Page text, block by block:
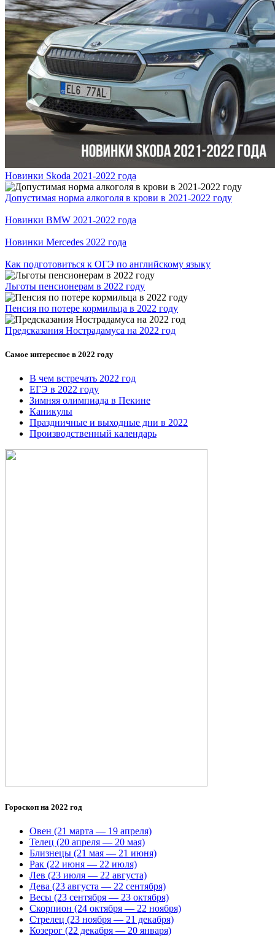
Новинки Skoda 2021-2022 года
Допустимая норма алкоголя в крови в 2021-2022 году
Новинки BMW 2021-2022 года
Новинки Mercedes 2022 года
Как подготовиться к ОГЭ по английскому языку
Льготы пенсионерам в 2022 году
Пенсия по потере кормильца в 2022 году
Предсказания Нострадамуса на 2022 год
Самое интересное в 2022 году
В чем встречать 2022 год
ЕГЭ в 2022 году
Зимняя олимпиада в Пекине
Каникулы
Праздничные и выходные дни в 2022
Производственный календарь
Гороскоп на 2022 год
Овен (21 марта — 19 апреля)
Телец (20 апреля — 20 мая)
Близнецы (21 мая — 21 июня)
Рак (22 июня — 22 июля)
Лев (23 июля — 22 августа)
Дева (23 августа — 22 сентября)
Весы (23 сентября — 23 октября)
Скорпион (24 октября — 22 ноября)
Стрелец (23 ноября — 21 декабря)
Козерог (22 декабря — 20 января)